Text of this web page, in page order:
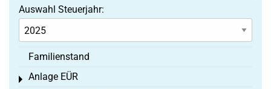
Auswahl Steuerjahr:
Familienstand
Anlage EÜR
Toggle menu